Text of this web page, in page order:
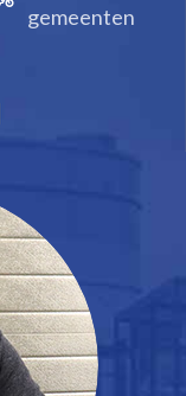
gemeenten